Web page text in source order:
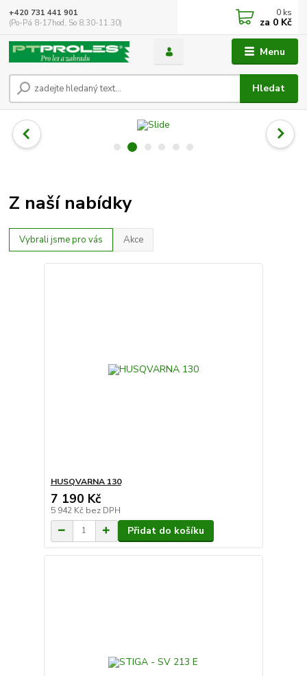
Menu
Hledat
+420 731 441 901
(Po-Pá 8-17hod, So 8.30-11.30)
0 ks
za 0 Kč
Z naší nabídky
Vybrali jsme pro vás Akce
HUSQVARNA 130
7 190 Kč
5 942 Kč bez DPH
Přidat do košíku